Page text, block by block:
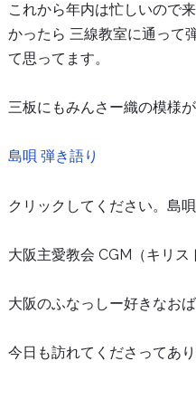
これから年内は忙しいので
かったら 三線教室に通って
て思ってます。
三板にもみんさー織の模様が
島唄 弾き語り
クリックしてください。島
大阪主愛教会 CGM（キリス
大阪のふなっしー好きなお
今日も訪れてくださってあ